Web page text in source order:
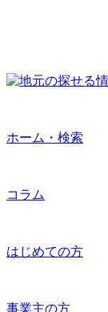
ホーム・検索
コラム
はじめての方
事業主の方